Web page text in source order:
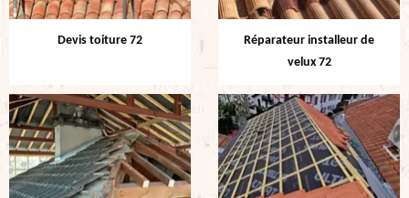
Devis toiture 72
Réparateur installeur de
velux 72